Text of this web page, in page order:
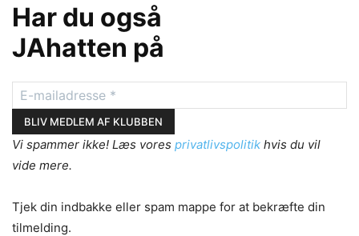
Har du også
JAhatten på
Vi spammer ikke! Læs vores privatlivspolitik hvis du vil
vide mere.
Tjek din indbakke eller spam mappe for at bekræfte din
tilmelding.